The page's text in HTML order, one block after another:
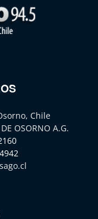
Chile
OSORNO A.G.